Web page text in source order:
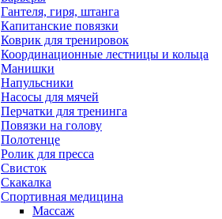
Гантеля, гиря, штанга
Капитанские повязки
Коврик для тренировок
Координационные лестницы и кольца
Манишки
Напульсники
Насосы для мячей
Перчатки для тренинга
Повязки на голову
Полотенце
Ролик для пресса
Свисток
Скакалка
Спортивная медицина
Массаж